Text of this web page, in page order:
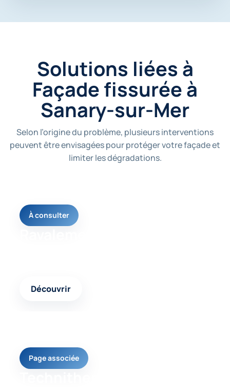
Solutions liées à
Façade fissurée à
Sanary-sur-Mer
Selon l’origine du problème, plusieurs interventions
peuvent être envisagées pour protéger votre façade et
limiter les dégradations.
À consulter
Découvrir
Page associée